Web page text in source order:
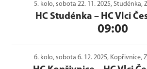
5. kolo, sobota 22. 11. 2025, Studénka,
HC Studénka – HC Vlci
09:00
6. kolo, sobota 6. 12. 2025, Kopřivnice,